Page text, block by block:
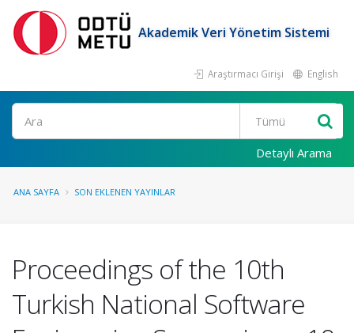
Akademik Veri Yönetim Sistemi
Araştırmacı Girişi English
Ara
Detaylı Arama
ANA SAYFA SON EKLENEN YAYINLAR
Proceedings of the 10th
Turkish National Software